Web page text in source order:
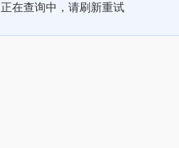
正在查询中，请刷新重试